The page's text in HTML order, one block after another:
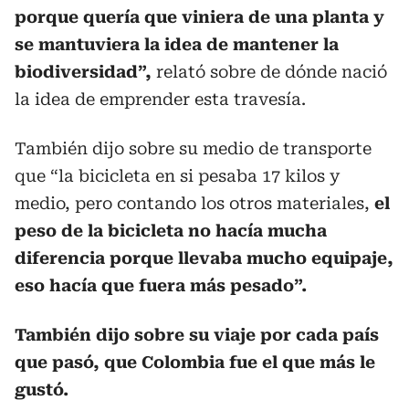
porque quería que viniera de una planta y
se mantuviera la idea de mantener la
biodiversidad”, relató sobre de dónde nació
la idea de emprender esta travesía.
También dijo sobre su medio de transporte
que “la bicicleta en si pesaba 17 kilos y
medio, pero contando los otros materiales, el
peso de la bicicleta no hacía mucha
diferencia porque llevaba mucho equipaje,
eso hacía que fuera más pesado”.
También dijo sobre su viaje por cada país
que pasó, que Colombia fue el que más le
gustó.